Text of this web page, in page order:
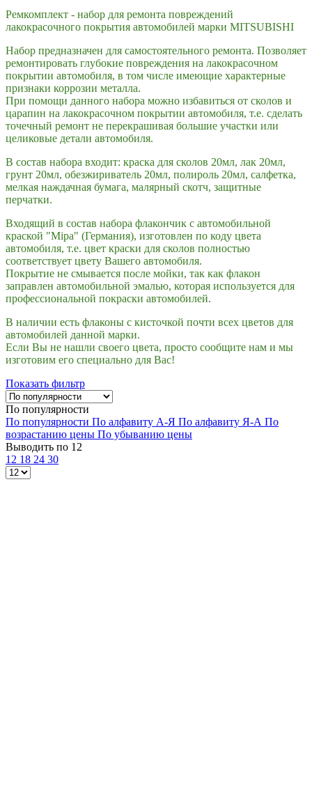
Ремкомплект - набор для ремонта повреждений
лакокрасочного покрытия автомобилей марки MITSUBISHI
Набор предназначен для самостоятельного ремонта. Позволяет
ремонтировать глубокие повреждения на лакокрасочном
покрытии автомобиля, в том числе имеющие характерные
признаки коррозии металла.
При помощи данного набора можно избавиться от сколов и
царапин на лакокрасочном покрытии автомобиля, т.е. сделать
точечный ремонт не перекрашивая большие участки или
целиковые детали автомобиля.
В состав набора входит: краска для сколов 20мл, лак 20мл,
грунт 20мл, обезжириватель 20мл, полироль 20мл, салфетка,
мелкая наждачная бумага, малярный скотч, защитные
перчатки.
Входящий в состав набора флакончик с автомобильной
краской "Mipa" (Германия), изготовлен по коду цвета
автомобиля, т.е. цвет краски для сколов полностью
соответствует цвету Вашего автомобиля.
Покрытие не смывается после мойки, так как флакон
заправлен автомобильной эмалью, которая используется для
профессиональной покраски автомобилей.
В наличии есть флаконы с кисточкой почти всех цветов для
автомобилей данной марки.
Если Вы не нашли своего цвета, просто сообщите нам и мы
изготовим его специально для Вас!
Показать фильтр
По популярности
По популярности По алфавиту А-Я По алфавиту Я-А По
возрастанию цены По убыванию цены
Выводить по 12
12 18 24 30